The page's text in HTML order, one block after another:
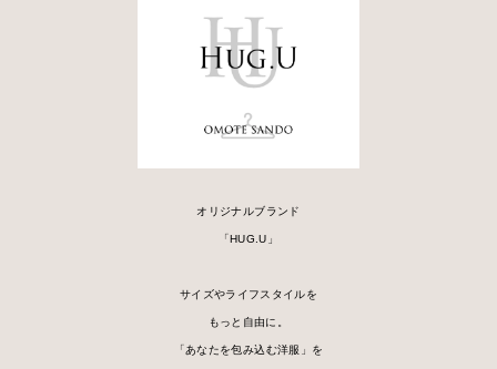
オリジナルブランド
「HUG.U」
サイズやライフスタイルを
もっと自由に。
「あなたを包み込む洋服」を